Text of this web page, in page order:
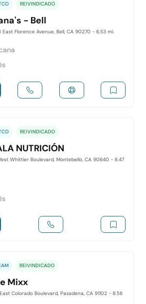
REIVINDICADO
- Bell
East Florence Avenue, Bell, CA 90270 - 6.53 mi.
REIVINDICADO
NUTRICIÓN
Whittier Boulevard, Montebello, CA 90640 - 8.47
REIVINDICADO
Mixx
Colorado Boulevard, Pasadena, CA 91102 - 8.58